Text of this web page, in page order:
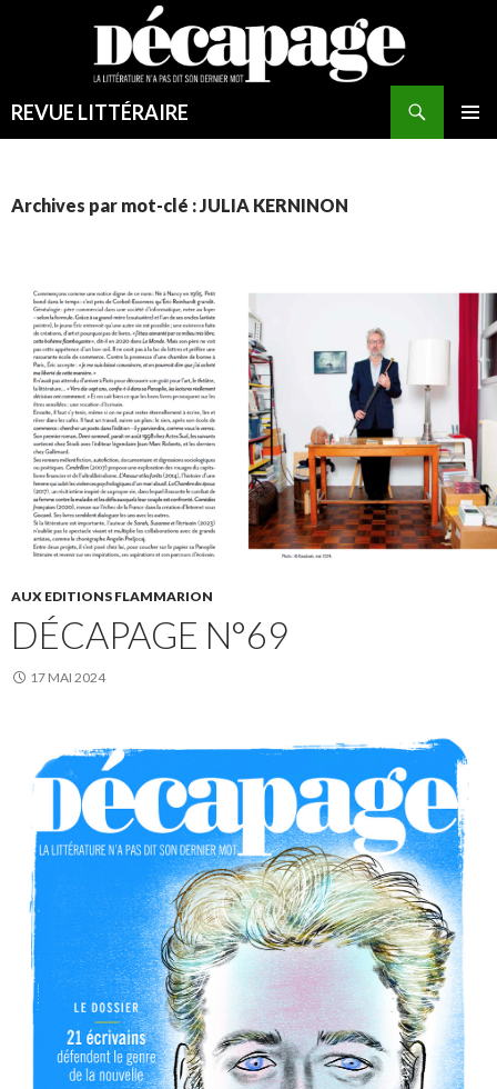
REVUE LITTÉRAIRE
Archives par mot-clé : JULIA KERNINON
AUX EDITIONS FLAMMARION
DÉCAPAGE N°69
17 MAI 2024